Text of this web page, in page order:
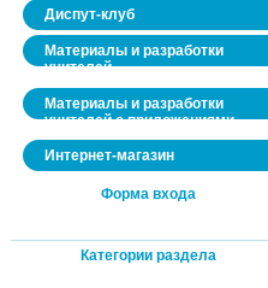
Диспут-клуб
Материалы и разработки
учителей
Материалы и разработки
учителей с приложениями
Интернет-магазин
Форма входа
Категории раздела